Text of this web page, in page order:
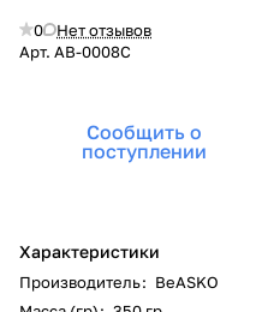
0
Нет отзывов
Арт. AB-0008C
Сообщить о
поступлении
Характеристики
Производитель: BeASKO